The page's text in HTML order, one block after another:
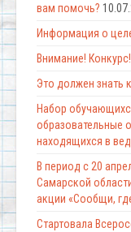
вам помочь?
Информация о
Внимание! Конкурс!
Это должен знать
Набор
образовательные
находящихся в
В период с 20
Самарской
акции «Сообщи,
Стартовала